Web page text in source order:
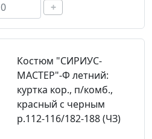
+
Костюм "СИРИУС-
МАСТЕР"-Ф летний:
куртка кор., п/комб.,
красный с черным
р.112-116/182-188 (ЧЗ)